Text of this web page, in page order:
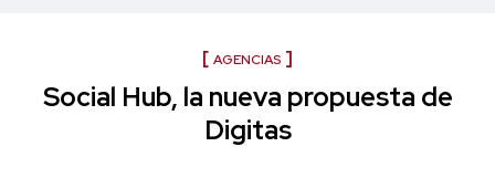
AGENCIAS
Social Hub, la nueva propuesta de
Digitas